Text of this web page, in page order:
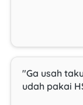
"Ga usah
udah pakai